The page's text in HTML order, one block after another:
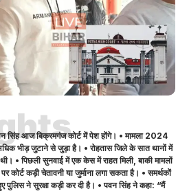
सिंह आज बिक्रमगंज कोर्ट में पेश होंगे। • मामला 2024
भीड़ जुटाने से जुड़ा है। • रोहतास जिले के सात थानों में
• पिछली सुनवाई में एक केस में राहत मिली, बाकी मामलों
कोर्ट कड़ी चेतावनी या जुर्माना लगा सकता है। • समर्थकों
पुलिस ने सुरक्षा कड़ी कर दी है। • पवन सिंह ने कहा: “मैं